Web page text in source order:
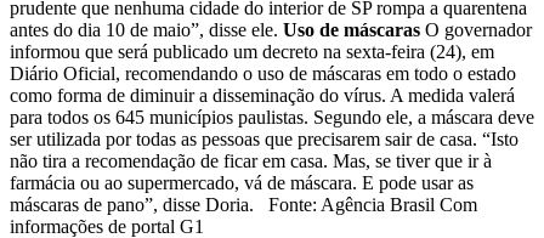
prudente que nenhuma cidade do interior de SP rompa a quarentena
antes do dia 10 de maio”, disse ele. Uso de máscaras O governador
informou que será publicado um decreto na sexta-feira (24), em
Diário Oficial, recomendando o uso de máscaras em todo o estado
como forma de diminuir a disseminação do vírus. A medida valerá
para todos os 645 municípios paulistas. Segundo ele, a máscara deve
ser utilizada por todas as pessoas que precisarem sair de casa. “Isto
não tira a recomendação de ficar em casa. Mas, se tiver que ir à
farmácia ou ao supermercado, vá de máscara. E pode usar as
máscaras de pano”, disse Doria. Fonte: Agência Brasil Com
informações de portal G1